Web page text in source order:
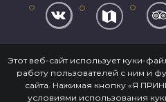
публичной
Положение о
Этот веб-сайт использует куки-
работу пользователей с ним и
сайта. Нажимая кнопку «Я
условиями использования